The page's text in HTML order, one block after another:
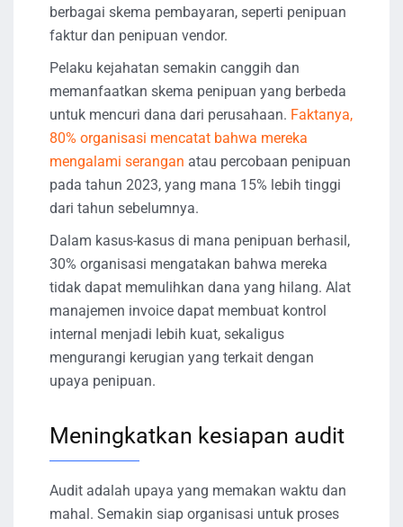
berbagai skema pembayaran, seperti penipuan
faktur dan penipuan vendor.
Pelaku kejahatan semakin canggih dan
memanfaatkan skema penipuan yang berbeda
untuk mencuri dana dari perusahaan. Faktanya,
80% organisasi mencatat bahwa mereka
mengalami serangan atau percobaan penipuan
pada tahun 2023, yang mana 15% lebih tinggi
dari tahun sebelumnya.
Dalam kasus-kasus di mana penipuan berhasil,
30% organisasi mengatakan bahwa mereka
tidak dapat memulihkan dana yang hilang. Alat
manajemen invoice dapat membuat kontrol
internal menjadi lebih kuat, sekaligus
mengurangi kerugian yang terkait dengan
upaya penipuan.
Meningkatkan kesiapan audit
Audit adalah upaya yang memakan waktu dan
mahal. Semakin siap organisasi untuk proses